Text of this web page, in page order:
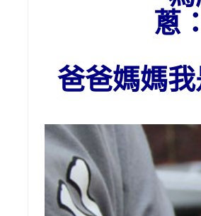
蔥
爸爸媽媽